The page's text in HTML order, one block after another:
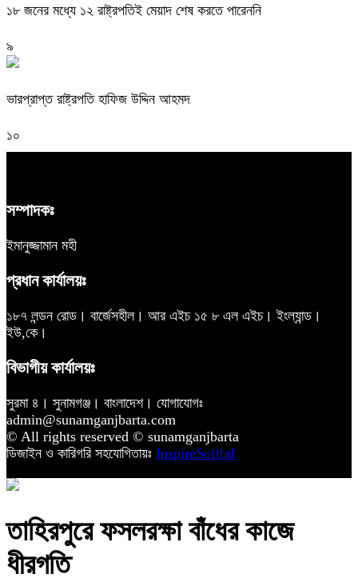
১৮ জনের মধ্যে ১২ রাষ্ট্রপতিই মেয়াদ শেষ করতে পারেননি
৯
ভারপ্রাপ্ত রাষ্ট্রপতি হাফিজ উদ্দিন আহমদ
১০
সম্পাদকঃ
ইমানুজ্জামান মহী
প্রধান কার্যালয়ঃ
১৮৭ লন্ডন রোড। বার্জেসহীল। আর এইচ ১৫ ৮ এল এইচ। ইংল্যান্ড।
ইউ,কে।
বিভাগীয় কার্যালয়ঃ
সুরমা ৪। সুনামগঞ্জ। বাংলাদেশ। যোগাযোগঃ
admin@sunamganjbarta.com
© All rights reserved © sunamganjbarta
ডিজাইন ও কারিগরি সহযোগিতায়ঃ InspireSoftbd
তাহিরপুরে ফসলরক্ষা বাঁধের কাজে
ধীরগতি